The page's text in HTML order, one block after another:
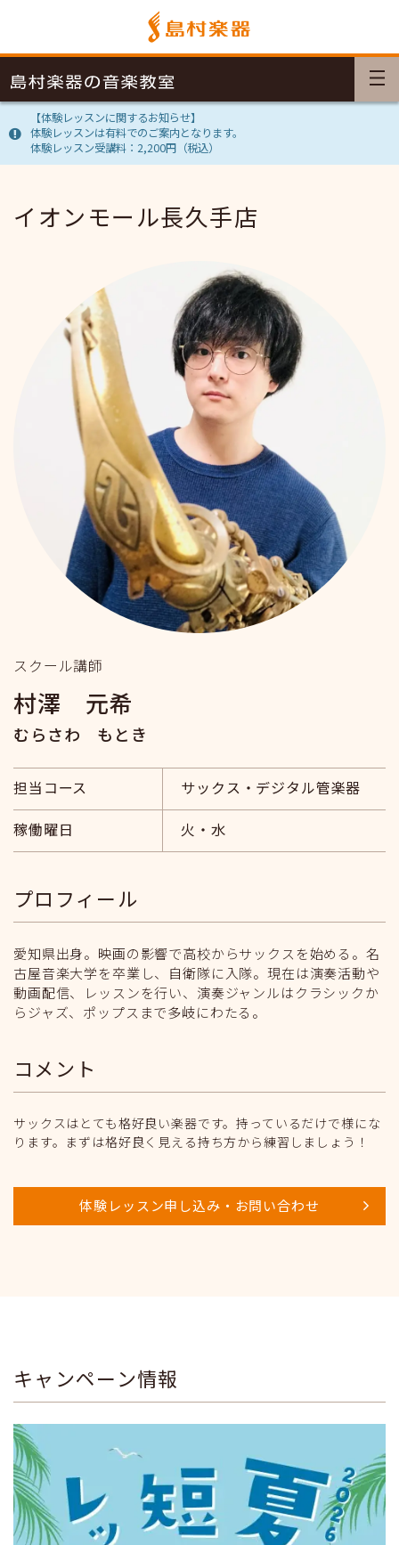
【体験レッスンに関するお知らせ】
体験レッスンは有料でのご案内となります。
体験レッスン受講料：2,200円（税込）
イオンモール長久手店
スクール講師
村澤 元希
むらさわ もとき
担当コース
サックス・デジタル管楽器
稼働曜日
火・水
プロフィール
愛知県出身。映画の影響で高校からサックスを始める。名
古屋音楽大学を卒業し、自衛隊に入隊。現在は演奏活動や
動画配信、レッスンを行い、演奏ジャンルはクラシックか
らジャズ、ポップスまで多岐にわたる。
コメント
サックスはとても格好良い楽器です。持っているだけで様にな
ります。まずは格好良く見える持ち方から練習しましょう！
体験レッスン申し込み・お問い合わせ
キャンペーン情報